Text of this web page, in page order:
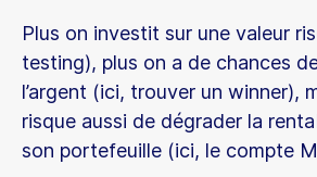
Plus on investit sur une valeur
testing), plus on a de chances
l’argent (ici, trouver un winner),
risque aussi de dégrader la
son portefeuille (ici, le compte